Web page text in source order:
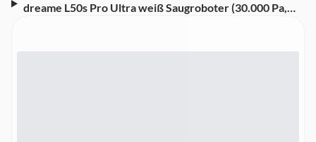
dreame L50s Pro Ultra weiß Saugroboter (30.000 Pa,